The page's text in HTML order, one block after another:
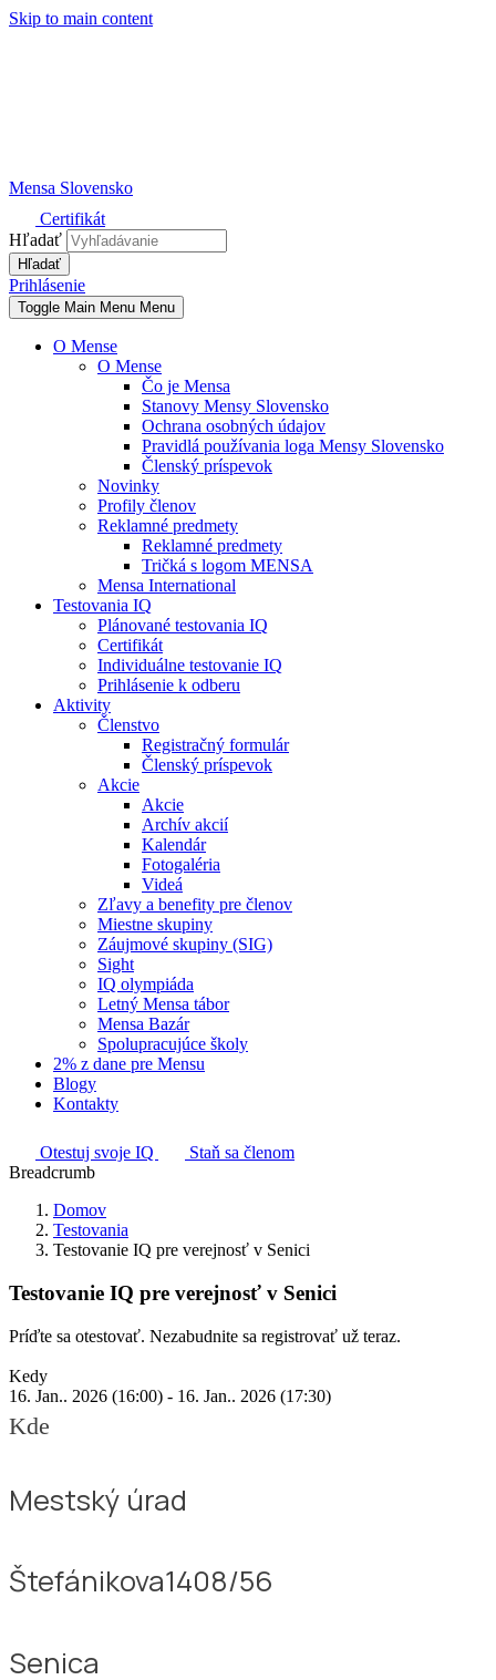
Skip to main content
Mensa Slovensko
Certifikát
Hľadať
Prihlásenie
Toggle Main Menu Menu
O Mense
O Mense
Čo je Mensa
Stanovy Mensy Slovensko
Ochrana osobných údajov
Pravidlá používania loga Mensy Slovensko
Členský príspevok
Novinky
Profily členov
Reklamné predmety
Reklamné predmety
Tričká s logom MENSA
Mensa International
Testovania IQ
Plánované testovania IQ
Certifikát
Individuálne testovanie IQ
Prihlásenie k odberu
Aktivity
Členstvo
Registračný formulár
Členský príspevok
Akcie
Akcie
Archív akcií
Kalendár
Fotogaléria
Videá
Zľavy a benefity pre členov
Miestne skupiny
Záujmové skupiny (SIG)
Sight
IQ olympiáda
Letný Mensa tábor
Mensa Bazár
Spolupracujúce školy
2% z dane pre Mensu
Blogy
Kontakty
Otestuj svoje IQ
Staň sa členom
Breadcrumb
Domov
Testovania
Testovanie IQ pre verejnosť v Senici
Testovanie IQ pre verejnosť v Senici
Príďte sa otestovať. Nezabudnite sa registrovať už teraz.
Kedy
16. Jan.. 2026 (16:00) - 16. Jan.. 2026 (17:30)
Kde
Mestský úrad
Štefánikova1408/56
Senica